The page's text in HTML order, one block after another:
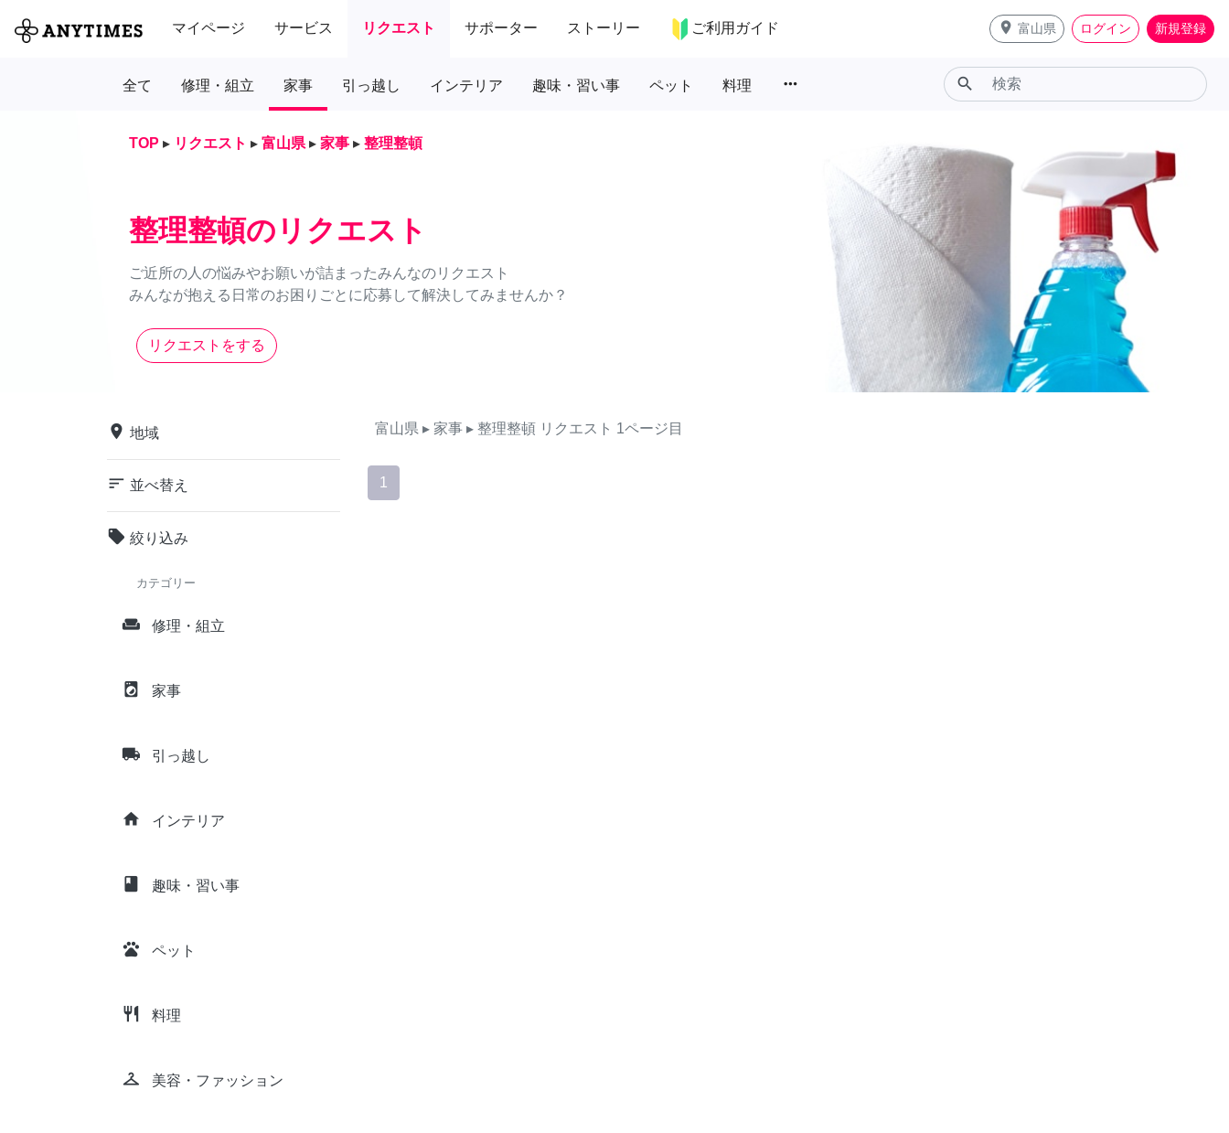
マイページ サービス リクエスト サポーター ストーリー ご利用ガイド place 富山県 ログイン 新規登録
全て 修理・組立 家事 引っ越し インテリア 趣味・習い事 ペット 料理 more_horiz search
TOP ▸ リクエスト ▸ 富山県 ▸ 家事 ▸ 整理整頓
整理整頓のリクエスト
ご近所の人の悩みやお願いが詰まったみんなのリクエスト
みんなが抱える日常のお困りごとに応募して解決してみませんか？
リクエストをする
place 地域
sort 並べ替え
local_offer 絞り込み
カテゴリー
weekend 修理・組立
local_laundry_service 家事
local_shipping 引っ越し
home インテリア
class 趣味・習い事
pets ペット
restaurant 料理
checkroom 美容・ファッション
富山県 ▸ 家事 ▸ 整理整頓 リクエスト 1ページ目
1